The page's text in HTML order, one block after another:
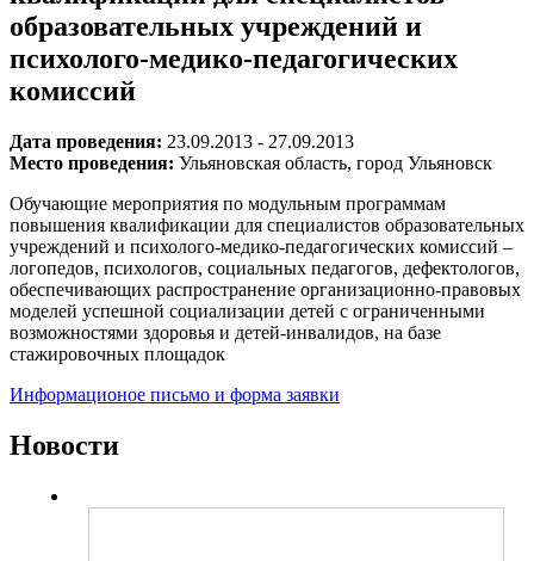
образовательных учреждений и
психолого-медико-педагогических
комиссий
Дата проведения: 23.09.2013 - 27.09.2013
Место проведения: Ульяновская область, город Ульяновск
Обучающие мероприятия по модульным программам
повышения квалификации для специалистов образовательных
учреждений и психолого-медико-педагогических комиссий –
логопедов, психологов, социальных педагогов, дефектологов,
обеспечивающих распространение организационно-правовых
моделей успешной социализации детей с ограниченными
возможностями здоровья и детей-инвалидов, на базе
стажировочных площадок
Информационое письмо и форма заявки
Новости